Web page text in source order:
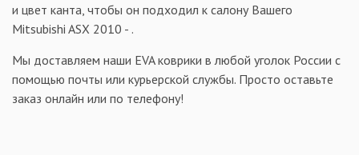
и цвет канта, чтобы он подходил к салону Вашего
Mitsubishi ASX 2010 - .
Мы доставляем наши EVA коврики в любой уголок России с
помощью почты или курьерской службы. Просто оставьте
заказ онлайн или по телефону!